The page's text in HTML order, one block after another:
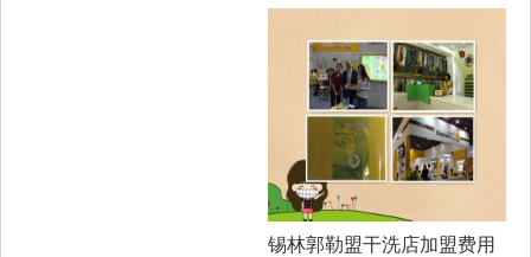
锡林郭勒盟干洗店加盟费用